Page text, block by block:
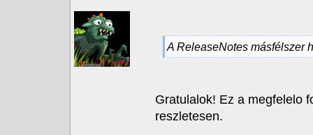
A ReleaseNotes másfélszer
Gratulalok! Ez a megfelelo
reszletesen.